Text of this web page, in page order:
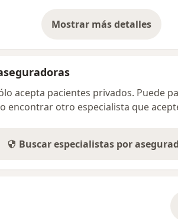
Mostrar más detalles
sobre la dirección
acepta pacientes privados. Puede
encontrar otro especialista que
Buscar especialistas por